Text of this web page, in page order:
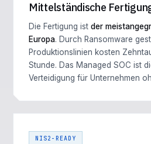
Mittelständische
Die Fertigung ist der
Europa. Durch Ransomware
Produktionslinien kosten
Stunde. Das Managed SOC ist
Verteidigung für Unternehmen
NIS2-READY